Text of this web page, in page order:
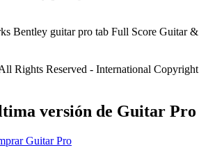
Rights Reserved - International Copyright
versión de Guitar Pro
Guitar Pro